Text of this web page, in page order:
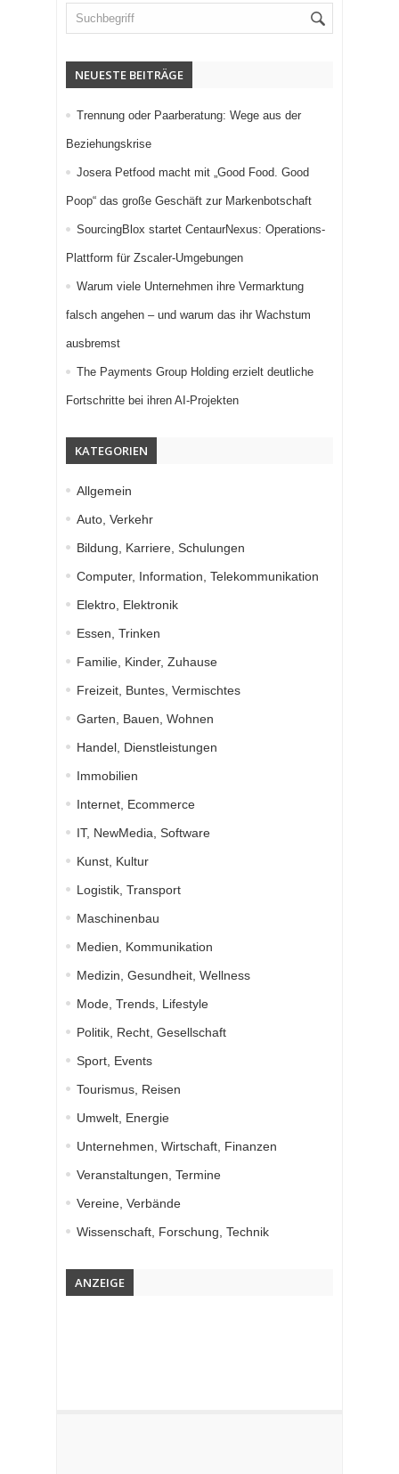
NEUESTE BEITRÄGE
Trennung oder Paarberatung: Wege aus der
Beziehungskrise
Josera Petfood macht mit „Good Food. Good
Poop“ das große Geschäft zur Markenbotschaft
SourcingBlox startet CentaurNexus: Operations-
Plattform für Zscaler-Umgebungen
Warum viele Unternehmen ihre Vermarktung
falsch angehen – und warum das ihr Wachstum
ausbremst
The Payments Group Holding erzielt deutliche
Fortschritte bei ihren AI-Projekten
KATEGORIEN
Allgemein
Auto, Verkehr
Bildung, Karriere, Schulungen
Computer, Information, Telekommunikation
Elektro, Elektronik
Essen, Trinken
Familie, Kinder, Zuhause
Freizeit, Buntes, Vermischtes
Garten, Bauen, Wohnen
Handel, Dienstleistungen
Immobilien
Internet, Ecommerce
IT, NewMedia, Software
Kunst, Kultur
Logistik, Transport
Maschinenbau
Medien, Kommunikation
Medizin, Gesundheit, Wellness
Mode, Trends, Lifestyle
Politik, Recht, Gesellschaft
Sport, Events
Tourismus, Reisen
Umwelt, Energie
Unternehmen, Wirtschaft, Finanzen
Veranstaltungen, Termine
Vereine, Verbände
Wissenschaft, Forschung, Technik
ANZEIGE